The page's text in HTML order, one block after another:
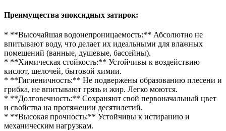
Преимущества эпоксидных затирок:
* **Высочайшая водонепроницаемость:** Абсолютно не
впитывают воду, что делает их идеальными для влажных
помещений (ванные, душевые, бассейны).
* **Химическая стойкость:** Устойчивы к воздействию
кислот, щелочей, бытовой химии.
* **Гигиеничность:** Не подвержены образованию плесени и
грибка, не впитывают грязь и жир. Легко моются.
* **Долговечность:** Сохраняют свой первоначальный цвет
и свойства на протяжении десятилетий.
* **Высокая прочность:** Устойчивы к истиранию и
механическим нагрузкам.